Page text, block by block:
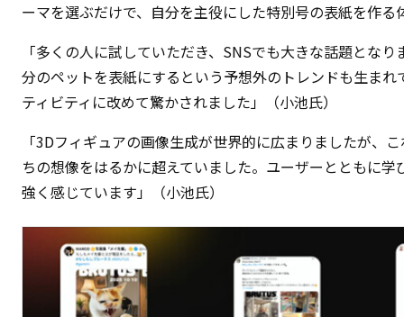
ーマを選ぶだけで、自分を主役にした特別号の表紙を作る
「多くの人に試していただき、SNSでも大きな話題とな
分のペットを表紙にするという予想外のトレンドも生ま
ティビティに改めて驚かされました」（小池氏）
「3Dフィギュアの画像生成が世界的に広まりましたが、
ちの想像をはるかに超えていました。ユーザーとともに
強く感じています」（小池氏）